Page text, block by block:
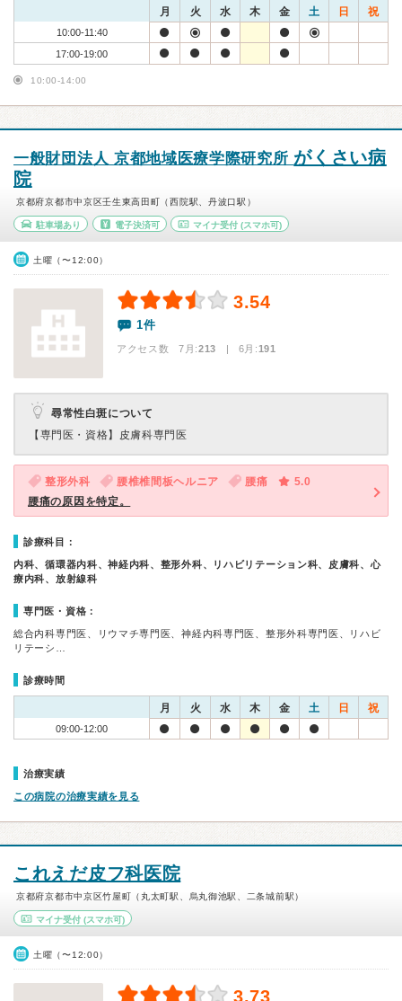
月 火 水 木 金 土 日 祝
10:00-11:40
17:00-19:00
10:00-14:00
一般財団法人 京都地域医療学際研究所 がくさい病
院
京都府京都市中京区壬生東高田町（西院駅、丹波口駅）
駐車場あり 電子決済可 マイナ受付 (スマホ可)
土曜（〜12:00）
3.54
1件
アクセス数 7月:213 | 6月:191
尋常性白斑について
【専門医・資格】 皮膚科専門医
整形外科 腰椎椎間板ヘルニア 腰痛
5.0
腰痛の原因を特定。
診療科目：
内科、循環器内科、神経内科、整形外科、リハビリテーション科、皮膚科、心
療内科、放射線科
専門医・資格：
総合内科専門医、リウマチ専門医、神経内科専門医、整形外科専門医、リハビ
リテーシ…
診療時間
月 火 水 木 金 土 日 祝
09:00-12:00
治療実績
この病院の治療実績を見る
これえだ皮フ科医院
京都府京都市中京区竹屋町（丸太町駅、烏丸御池駅、二条城前駅）
マイナ受付 (スマホ可)
土曜（〜12:00）
3.73